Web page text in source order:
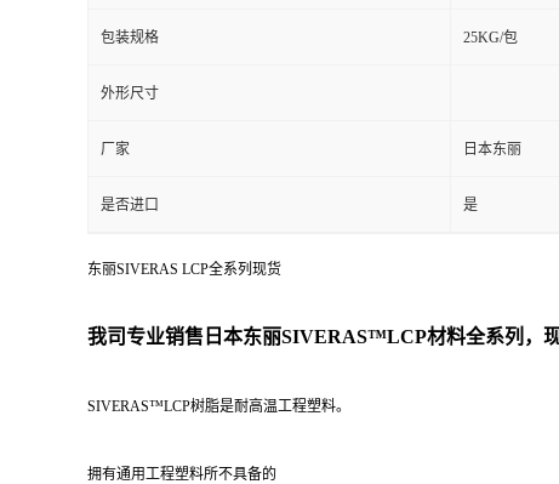
包装规格 25KG/包
外形尺寸
厂家 日本东丽
是否进口 是
东丽SIVERAS LCP全系列现货
我司专业销售日本东丽SIVERAS™LCP材料全系列，
SIVERAS™LCP树脂是耐高温工程塑料。
拥有通用工程塑料所不具备的